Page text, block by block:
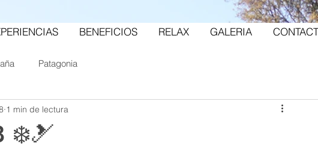
BENEFICIOS RELAX GALERIA
Patagonia
❄️🎿
1 min de lectura